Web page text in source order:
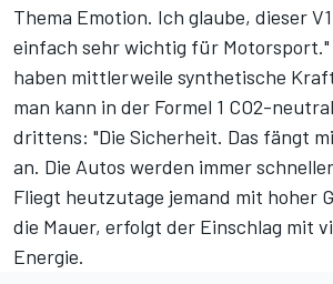
Thema Emotion. Ich glaube, dieser
einfach sehr wichtig für
haben mittlerweile synthetische
man kann in der Formel 1 CO2-
drittens: "Die Sicherheit. Das fängt
an. Die Autos werden immer
Fliegt heutzutage jemand mit hoher
die Mauer, erfolgt der Einschlag mit
Energie.